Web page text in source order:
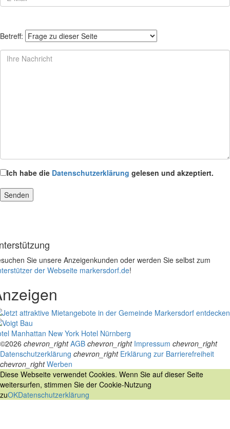
Betreff:
Ich habe die Datenschutzerklärung gelesen und akzeptiert.
Sie unsere Anzeigenkunden oder werden Sie selbst zum
der Webseite markersdorf.de!
Manhattan New York Hotel Nürnberg
©2026 chevron_right AGB chevron_right Impressum chevron_right
Datenschutzerklärung chevron_right Erklärung zur Barrierefreiheit
chevron_right Werben
Diese Webseite verwendet Cookies. Wenn Sie auf dieser Seite
weitersurfen, stimmen Sie der Cookie-Nutzung
zuOKDatenschutzerklärung